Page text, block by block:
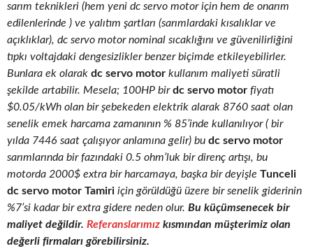
sarım teknikleri (hem yeni dc servo motor için hem de onarım
edilenlerinde ) ve yalıtım şartları (sarımlardaki kısalıklar ve
açıklıklar), dc servo motor nominal sıcaklığını ve güvenilirliğini
tıpkı voltajdaki dengesizlikler benzer biçimde etkileyebilirler.
Bunlara ek olarak dc servo motor kullanım maliyeti süratli
şekilde artabilir. Mesela; 100HP birdc servo motor fiyatı
$0.05/kWh olan bir şebekeden elektrik alarak 8760 saat olan
senelik emek harcama zamanının % 85’inde kullanılıyor ( bir
yılda 7446 saat çalışıyor anlamına gelir) bu dc servo motor
sarımlarında bir fazındaki 0.5 ohm’luk bir direnç artışı, bu
motorda 2000$ extra bir harcamaya, başka bir deyişle Tunceli
dc servo motor Tamiri için görüldüğü üzere bir senelik giderinin
%7’si kadar bir extra gidere neden olur. Bu küçümsenecek bir
maliyet değildir. Referanslarımız kısmından müşterimiz olan
değerli firmaları görebilirsiniz.